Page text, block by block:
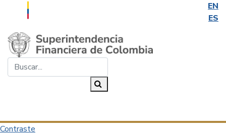
EN
ES
Saltar al contenido principal
Contraste